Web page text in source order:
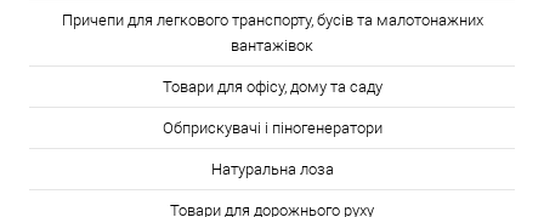
Причепи для легкового транспорту, бусів та малотонажних
вантажівок
Товари для офісу, дому та саду
Обприскувачі і піногенератори
Натуральна лоза
Товари для дорожнього руху